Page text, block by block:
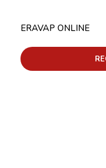
ERAVAP ONLINE